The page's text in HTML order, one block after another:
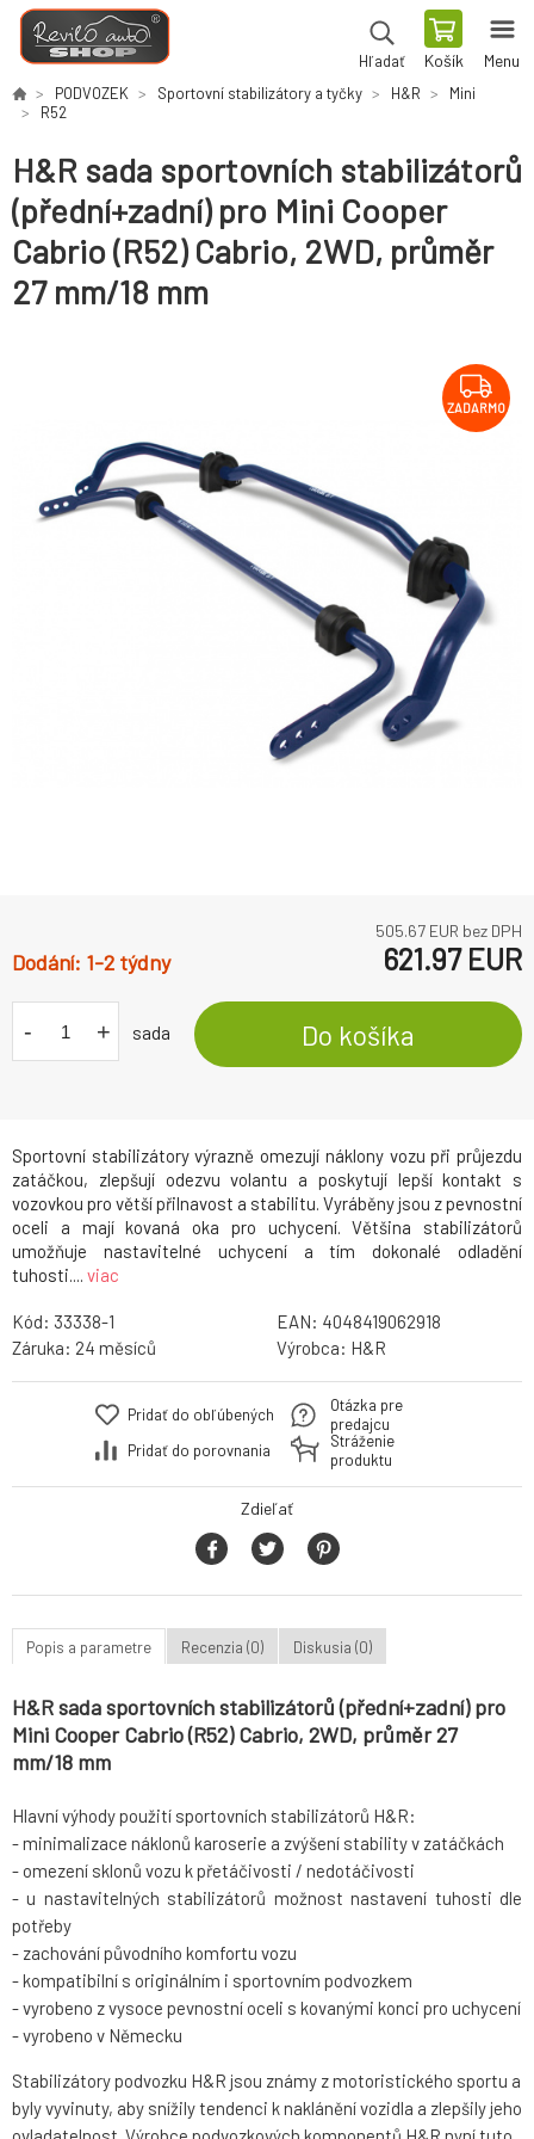
Hľadať Košík Menu
PODVOZEK Sportovní stabilizátory a tyčky H&R
Mini
R52
H&R sada sportovních stabilizátorů
(přední+zadní) pro Mini Cooper
Cabrio (R52) Cabrio, 2WD, průměr
27 mm/18 mm
ZADARMO
Sportovní stabilizátory výrazně omezují náklony vozu při průjezdu
zatáčkou, zlepšují odezvu volantu a poskytují lepší kontakt s
vozovkou pro větší přilnavost a stabilitu. Vyráběny jsou z pevnostní
oceli a mají kovaná oka pro uchycení. Většina stabilizátorů
umožňuje nastavitelné uchycení a tím dokonalé odladění
tuhosti.... viac
505.67 EUR bez DPH
1-2 týdny 621.97EUR
- + sada Do košíka
Kód: 33338-1 EAN: 4048419062918
Záruka: 24 Výrobca: H&R
Pridať do obľúbených
Pridať do porovnania
Otázka pre
predajcu
Stráženie
produktu
Zdieľať
Popis a parametre Recenzia (0) Diskusia (0)
H&R sada sportovních stabilizátorů (přední+zadní) pro
Mini Cooper Cabrio (R52) Cabrio, 2WD, průměr 27
mm/18 mm
Hlavní výhody použití sportovních stabilizátorů H&R:
- minimalizace náklonů karoserie a zvýšení stability v zatáčkách
- omezení sklonů vozu k přetáčivosti / nedotáčivosti
- u nastavitelných stabilizátorů možnost nastavení tuhosti dle
potřeby
- zachování původního komfortu vozu
- kompatibilní s originálním i sportovním podvozkem
- vyrobeno z vysoce pevnostní oceli s kovanými konci pro uchycení
- vyrobeno v Německu
Stabilizátory podvozku H&R jsou známy z motoristického sportu a
byly vyvinuty, aby snížily tendenci k naklánění vozidla a zlepšily jeho